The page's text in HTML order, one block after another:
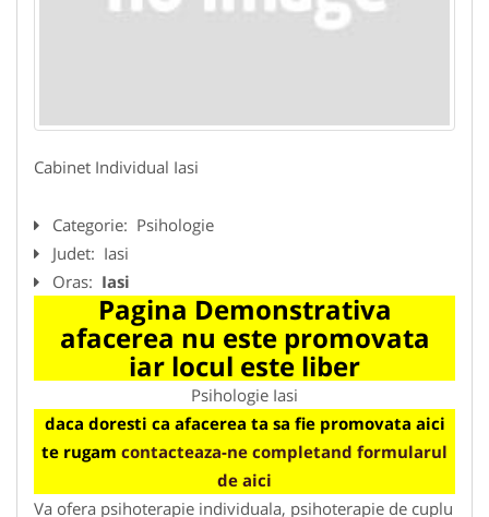
Cabinet Individual Iasi
Categorie: Psihologie
Judet: Iasi
Oras: Iasi
Pagina Demonstrativa
afacerea nu este promovata
iar locul este liber
Psihologie Iasi
daca doresti ca afacerea ta sa fie promovata aici
te rugam contacteaza-ne completand formularul
de aici
Va ofera psihoterapie individuala, psihoterapie de cuplu